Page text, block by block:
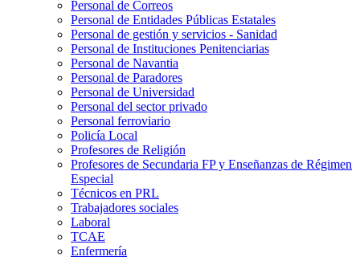
Personal de Correos
Personal de Entidades Públicas Estatales
Personal de gestión y servicios - Sanidad
Personal de Instituciones Penitenciarias
Personal de Navantia
Personal de Paradores
Personal de Universidad
Personal del sector privado
Personal ferroviario
Policía Local
Profesores de Religión
Profesores de Secundaria FP y Enseñanzas de Régimen
Especial
Técnicos en PRL
Trabajadores sociales
Laboral
TCAE
Enfermería